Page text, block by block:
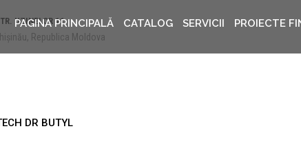
UZINELOR 11
Republica Moldova
PAGINA PRINCIPALĂ CATALOG SERVICII PROIECTE
DR BUTYL